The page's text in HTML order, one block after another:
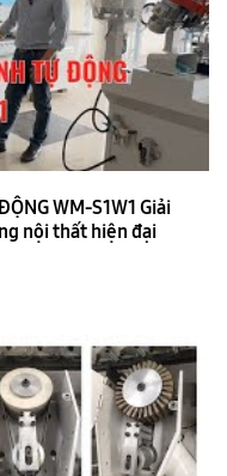
WM-S1W1 Giải
nội thất hiện đại